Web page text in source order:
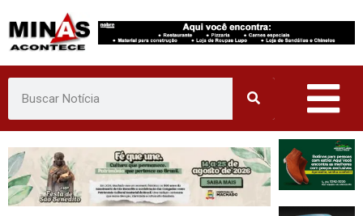
Pular
para
o
conteúdo